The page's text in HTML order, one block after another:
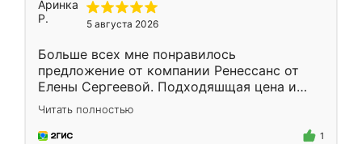
5 августа 2026
Больше всех мне понравилось
предложение от компании Ренессанс от
Елены Сергеевой. Подходяшщая цена и
короткие сроки изготовления. Приехавший
для замера сотрудник Владислав
предложил по моему эскизу самый
Читать полностью
1